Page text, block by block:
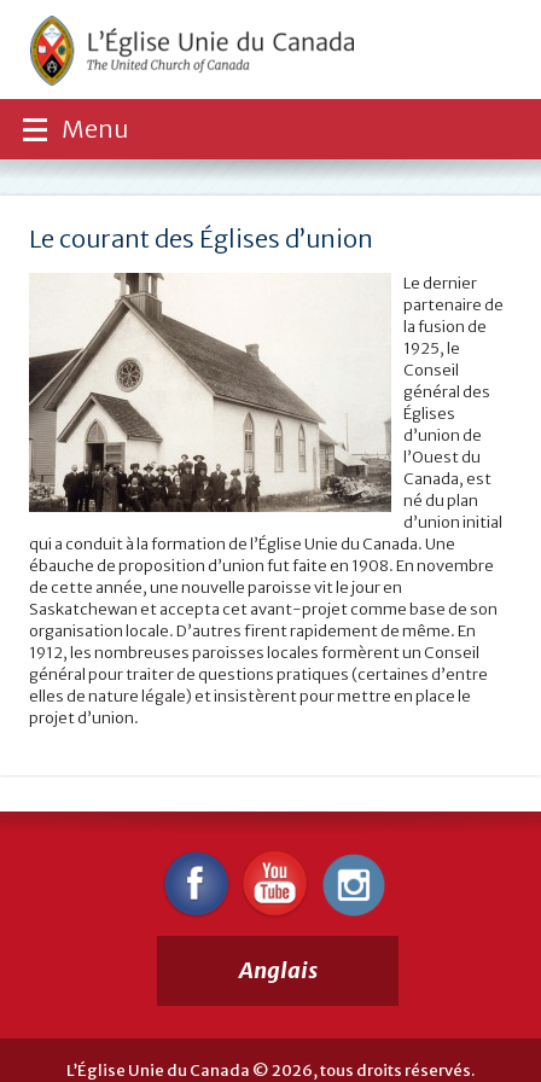
Menu
Le courant des Églises d’union
Le dernier
partenaire de
la fusion de
1925, le
Conseil
général des
Églises
d’union de
l’Ouest du
Canada, est
né du plan
d’union initial
qui a conduit à la formation de l’Église Unie du Canada. Une
ébauche de proposition d’union fut faite en 1908. En novembre
de cette année, une nouvelle paroisse vit le jour en
Saskatchewan et accepta cet avant-projet comme base de son
organisation locale. D’autres firent rapidement de même. En
1912, les nombreuses paroisses locales formèrent un Conseil
général pour traiter de questions pratiques (certaines d’entre
elles de nature légale) et insistèrent pour mettre en place le
projet d’union.
Anglais
L’Église Unie du Canada © 2026, tous droits réservés.